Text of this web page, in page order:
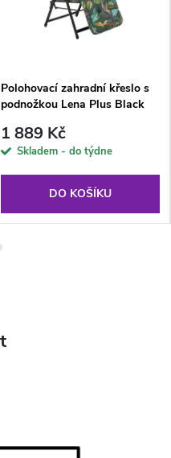
Polohovací zahradní křeslo s
podnožkou Lena Plus Black
1 889 Kč
Skladem - do týdne
DO KOŠÍKU